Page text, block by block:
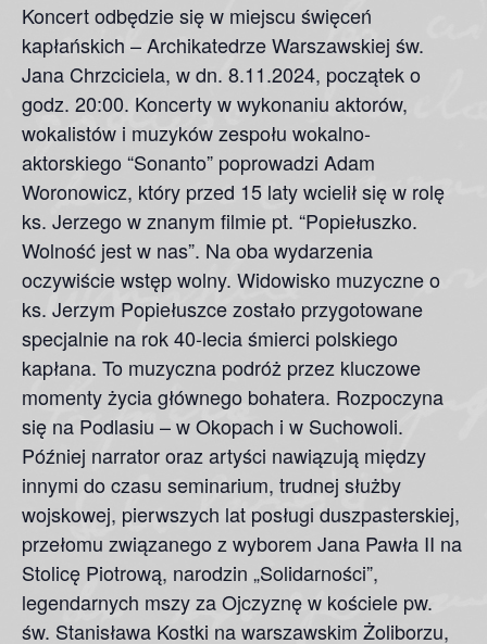
Koncert odbędzie się w miejscu święceń
kapłańskich – Archikatedrze Warszawskiej św.
Jana Chrzciciela, w dn. 8.11.2024, początek o
godz. 20:00. Koncerty w wykonaniu aktorów,
wokalistów i muzyków zespołu wokalno-
aktorskiego “Sonanto” poprowadzi Adam
Woronowicz, który przed 15 laty wcielił się w rolę
ks. Jerzego w znanym filmie pt. “Popiełuszko.
Wolność jest w nas”. Na oba wydarzenia
oczywiście wstęp wolny. Widowisko muzyczne o
ks. Jerzym Popiełuszce zostało przygotowane
specjalnie na rok 40-lecia śmierci polskiego
kapłana. To muzyczna podróż przez kluczowe
momenty życia głównego bohatera. Rozpoczyna
się na Podlasiu – w Okopach i w Suchowoli.
Później narrator oraz artyści nawiązują między
innymi do czasu seminarium, trudnej służby
wojskowej, pierwszych lat posługi duszpasterskiej,
przełomu związanego z wyborem Jana Pawła II na
Stolicę Piotrową, narodzin „Solidarności”,
legendarnych mszy za Ojczyznę w kościele pw.
św. Stanisława Kostki na warszawskim Żoliborzu,